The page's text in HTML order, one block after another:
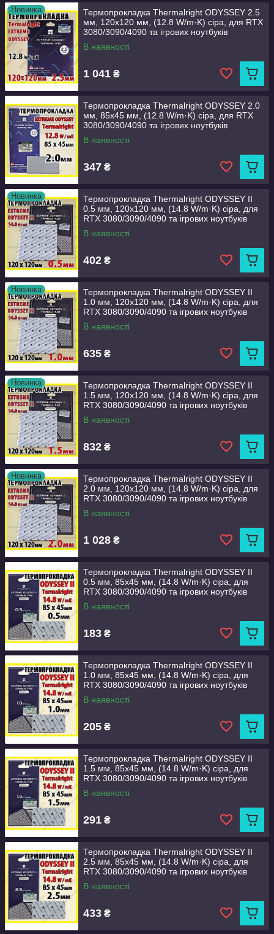
Новинка
Термопрокладка Thermalright ODYSSEY 2.5
мм, 120x120 мм, (12.8 W/m·K) сіра, для RTX
3080/3090/4090 та ігрових ноутбуків
В наявності
1 041 ₴
Термопрокладка Thermalright ODYSSEY 2.0
мм, 85x45 мм, (12.8 W/m·K) сіра, для RTX
3080/3090/4090 та ігрових ноутбуків
В наявності
347 ₴
Новинка
Термопрокладка Thermalright ODYSSEY II
0.5 мм, 120x120 мм, (14.8 W/m·K) сіра, для
RTX 3080/3090/4090 та ігрових ноутбуків
В наявності
402 ₴
Новинка
Термопрокладка Thermalright ODYSSEY II
1.0 мм, 120x120 мм, (14.8 W/m·K) сіра, для
RTX 3080/3090/4090 та ігрових ноутбуків
В наявності
635 ₴
Новинка
Термопрокладка Thermalright ODYSSEY II
1.5 мм, 120x120 мм, (14.8 W/m·K) сіра, для
RTX 3080/3090/4090 та ігрових ноутбуків
В наявності
832 ₴
Новинка
Термопрокладка Thermalright ODYSSEY II
2.0 мм, 120x120 мм, (14.8 W/m·K) сіра, для
RTX 3080/3090/4090 та ігрових ноутбуків
В наявності
1 028 ₴
Термопрокладка Thermalright ODYSSEY II
0.5 мм, 85x45 мм, (14.8 W/m·K) сіра, для
RTX 3080/3090/4090 та ігрових ноутбуків
В наявності
183 ₴
Термопрокладка Thermalright ODYSSEY II
1.0 мм, 85x45 мм, (14.8 W/m·K) сіра, для
RTX 3080/3090/4090 та ігрових ноутбуків
В наявності
205 ₴
Термопрокладка Thermalright ODYSSEY II
1.5 мм, 85x45 мм, (14.8 W/m·K) сіра, для
RTX 3080/3090/4090 та ігрових ноутбуків
В наявності
291 ₴
Термопрокладка Thermalright ODYSSEY II
2.5 мм, 85x45 мм, (14.8 W/m·K) сіра, для
RTX 3080/3090/4090 та ігрових ноутбуків
В наявності
433 ₴